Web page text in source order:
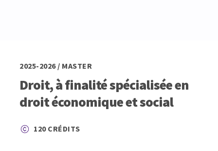
2025-2026 / MASTER
Droit, à finalité spécialisée en
droit économique et social
120 CRÉDITS